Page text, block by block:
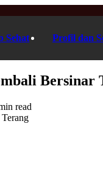
Sehat Profil dan
Bersinar
read